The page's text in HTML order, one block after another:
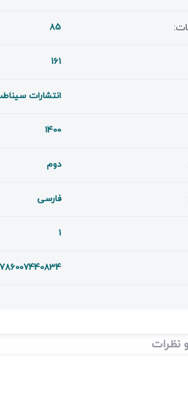
85
161
انتشارات
1400
دوم
فارسی
1
نظرات